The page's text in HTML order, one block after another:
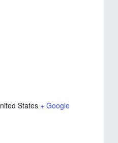
States + Google